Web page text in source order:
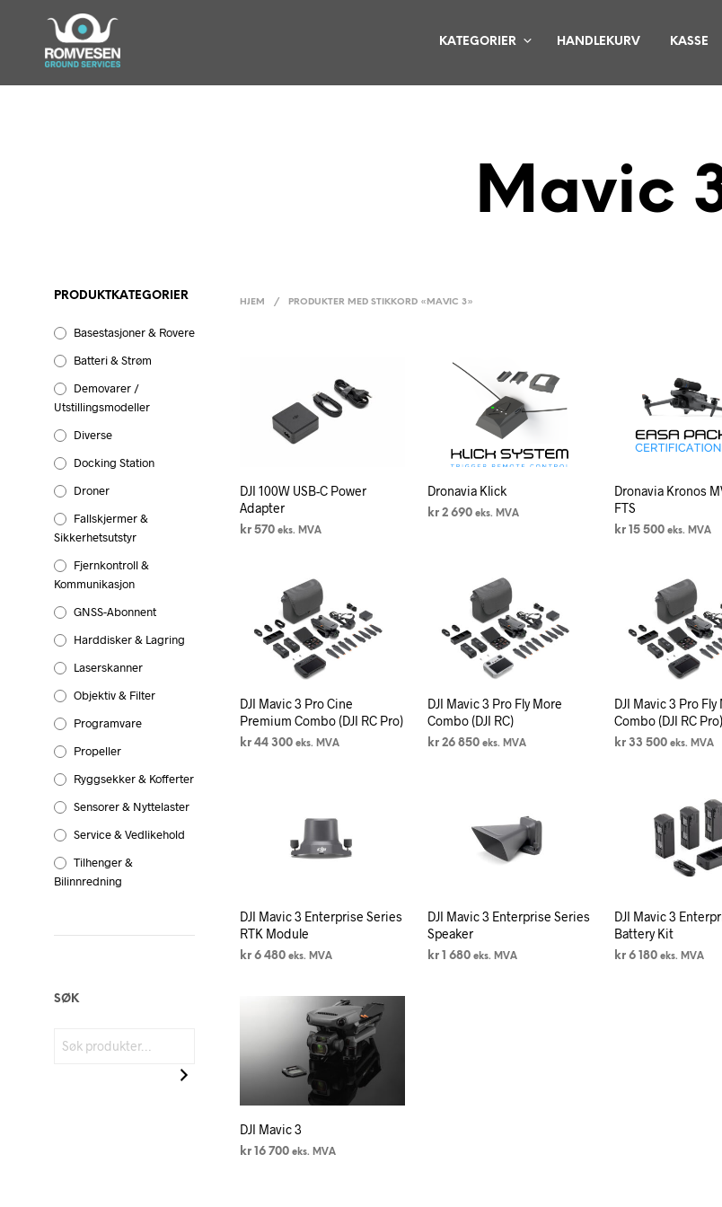
KATEGORIER HANDLEKURV KASSE
Mavic
PRODUKTKATEGORIER
Basestasjoner & Rovere
Batteri & Strøm
Demovarer /
Utstillingsmodeller
Diverse
Docking Station
Droner
Fallskjermer &
Sikkerhetsutstyr
Fjernkontroll &
Kommunikasjon
GNSS-Abonnent
Harddisker & Lagring
Laserskanner
Objektiv & Filter
Programvare
Propeller
Ryggsekker & Kofferter
Sensorer & Nyttelaster
Service & Vedlikehold
Tilhenger &
Bilinnredning
SØK
HJEM / PRODUKTER MED STIKKORD «MAVIC 3»
DJI 100W USB-C Power
Adapter
kr 570 eks. MVA
Dronavia Klick
kr2 690 eks. MVA
Dronavia Kronos
FTS
kr15 500 eks. MVA
DJI Mavic 3 Pro Cine
Premium Combo (DJI RC Pro)
kr 44 300 eks. MVA
DJI Mavic 3 Pro Fly More
Combo (DJI RC)
kr26 850 eks. MVA
DJI Mavic 3 Pro Fly
Combo (DJI RC Pro)
kr33 500 eks. MVA
DJI Mavic 3 Enterprise Series
RTK Module
kr 6 480 eks. MVA
DJI Mavic 3 Enterprise Series
Speaker
kr1 680 eks. MVA
DJI Mavic 3
Battery Kit
kr6 180 eks. MVA
DJI Mavic 3
kr 16 700 eks. MVA